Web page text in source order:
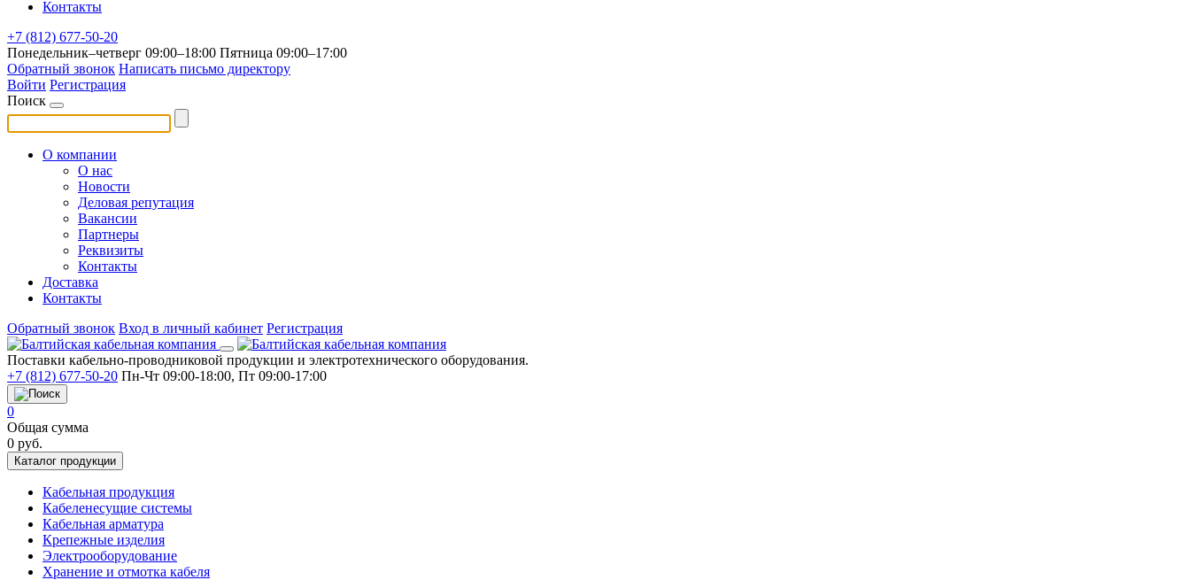
Контакты
+7 (812) 677-50-20
Понедельник–четверг 09:00–18:00 Пятница 09:00–17:00
Обратный звонок Написать письмо директору
Войти Регистрация
Поиск
О компании
О нас
Новости
Деловая репутация
Вакансии
Партнеры
Реквизиты
Контакты
Доставка
Контакты
Обратный звонок Вход в личный кабинет Регистрация
Поставки кабельно-проводниковой продукции и электротехнического оборудования.
+7 (812) 677-50-20 Пн-Чт 09:00-18:00, Пт 09:00-17:00
0
Общая сумма
0 руб.
Каталог продукции
Кабельная продукция
Кабеленесущие системы
Кабельная арматура
Крепежные изделия
Электрооборудование
Хранение и отмотка кабеля